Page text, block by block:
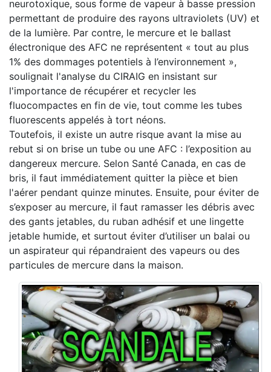
neurotoxique, sous forme de vapeur à basse pression
permettant de produire des rayons ultraviolets (UV) et
de la lumière. Par contre, le mercure et le ballast
électronique des AFC ne représentent « tout au plus
1% des dommages potentiels à l’environnement »,
soulignait l'analyse du CIRAIG en insistant sur
l'importance de récupérer et recycler les
fluocompactes en fin de vie, tout comme les tubes
fluorescents appelés à tort néons.
Toutefois, il existe un autre risque avant la mise au
rebut si on brise un tube ou une AFC : l’exposition au
dangereux mercure. Selon Santé Canada, en cas de
bris, il faut immédiatement quitter la pièce et bien
l'aérer pendant quinze minutes. Ensuite, pour éviter de
s’exposer au mercure, il faut ramasser les débris avec
des gants jetables, du ruban adhésif et une lingette
jetable humide, et surtout éviter d’utiliser un balai ou
un aspirateur qui répandraient des vapeurs ou des
particules de mercure dans la maison.